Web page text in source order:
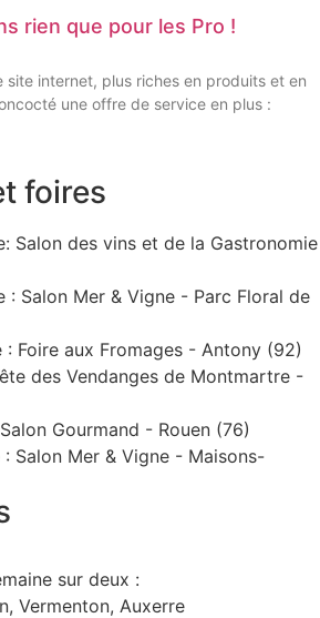
rien que pour les Pro !
site internet, plus riches en produits et en
une offre de service en plus :
foires
Salon des vins et de la Gastronomie
: Salon Mer & Vigne - Parc Floral de
: Foire aux Fromages - Antony (92)
des Vendanges de Montmartre -
Gourmand - Rouen (76)
Salon Mer & Vigne - Maisons-
sur deux :
Vermenton, Auxerre